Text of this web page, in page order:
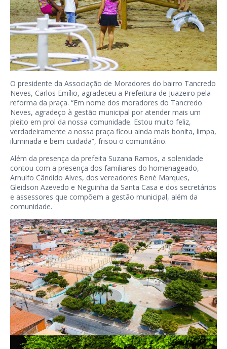
O presidente da Associação de Moradores do bairro Tancredo
Neves, Carlos Emílio, agradeceu a Prefeitura de Juazeiro pela
reforma da praça. “Em nome dos moradores do Tancredo
Neves, agradeço à gestão municipal por atender mais um
pleito em prol da nossa comunidade. Estou muito feliz,
verdadeiramente a nossa praça ficou ainda mais bonita, limpa,
iluminada e bem cuidada”, frisou o comunitário.
Além da presença da prefeita Suzana Ramos, a solenidade
contou com a presença dos familiares do homenageado,
Arnulfo Cândido Alves, dos vereadores Bené Marques,
Gleidson Azevedo e Neguinha da Santa Casa e dos secretários
e assessores que compõem a gestão municipal, além da
comunidade.